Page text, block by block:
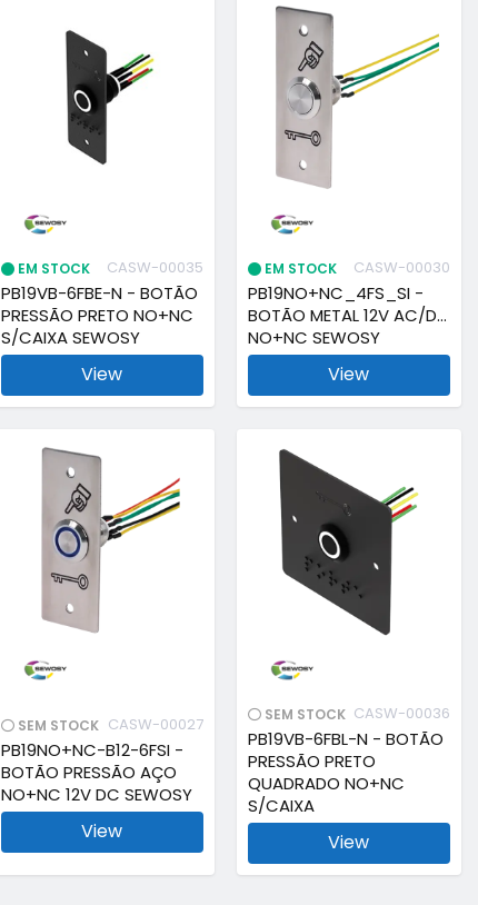
EM STOCK CASW-00035
PB19VB-6FBE-N - BOTÃO
PRESSÃO PRETO NO+NC
S/CAIXA SEWOSY
View
EM STOCK CASW-00030
PB19NO+NC_4FS_SI -
BOTÃO METAL 12V AC/DC
NO+NC SEWOSY
View
SEM STOCK CASW-00027
PB19NO+NC-B12-6FSI -
BOTÃO PRESSÃO AÇO
NO+NC 12V DC SEWOSY
View
SEM STOCK CASW-00036
PB19VB-6FBL-N - BOTÃO
PRESSÃO PRETO
QUADRADO NO+NC
S/CAIXA
View